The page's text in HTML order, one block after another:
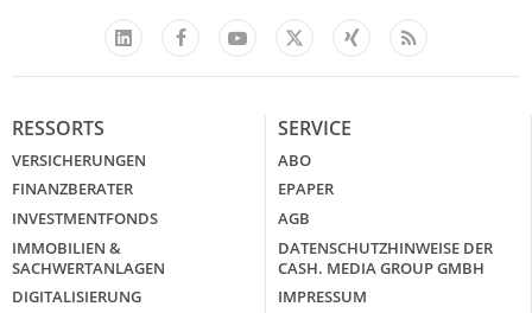
LinkedIn
FacebookYouTube
X
Xing Feed
RESSORTS
VERSICHERUNGEN
FINANZBERATER
INVESTMENTFONDS
IMMOBILIEN &
SACHWERTANLAGEN
DIGITALISIERUNG
SERVICE
ABO
EPAPER
AGB
DATENSCHUTZHINWEISE DER
CASH. MEDIA GROUP GMBH
IMPRESSUM